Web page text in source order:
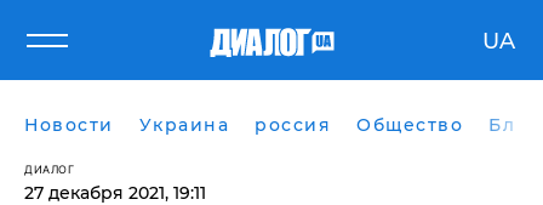
UA
Новости Украина россия Общество
ДИАЛОГ
27 декабря 2021, 19:11